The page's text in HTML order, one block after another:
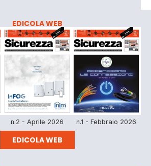
EDICOLA WEB
n.2 - Aprile 2026 n.1 - Febbraio 2026
EDICOLA WEB